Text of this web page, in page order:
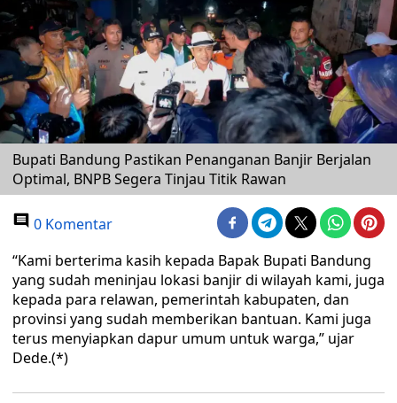
Bupati Bandung Pastikan Penanganan Banjir Berjalan
Optimal, BNPB Segera Tinjau Titik Rawan
0 Komentar
“Kami berterima kasih kepada Bapak Bupati Bandung
yang sudah meninjau lokasi banjir di wilayah kami, juga
kepada para relawan, pemerintah kabupaten, dan
provinsi yang sudah memberikan bantuan. Kami juga
terus menyiapkan dapur umum untuk warga,” ujar
Dede.(*)